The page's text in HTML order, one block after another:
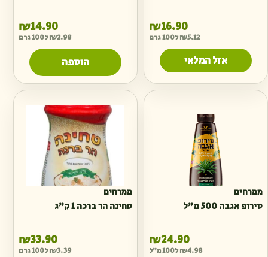
₪16.90
₪5.12 ל100 גרם
אזל המלאי
₪14.90
₪2.98 ל100 גרם
הוספה
ממרחים
סירופ אגבה 500 מ״ל
₪24.90
₪4.98 ל100 מ"ל
ממרחים
טחינה הר ברכה 1 ק"ג
₪33.90
₪3.39 ל100 גרם